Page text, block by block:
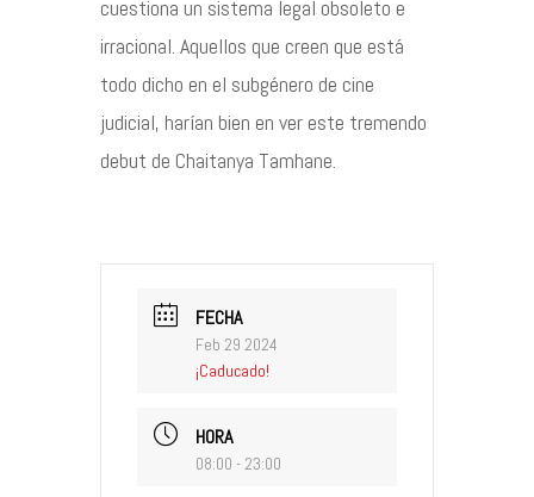
cuestiona un sistema legal obsoleto e
irracional. Aquellos que creen que está
todo dicho en el subgénero de cine
judicial, harían bien en ver este tremendo
debut de Chaitanya Tamhane.
FECHA
Feb 29 2024
¡Caducado!
HORA
08:00 - 23:00